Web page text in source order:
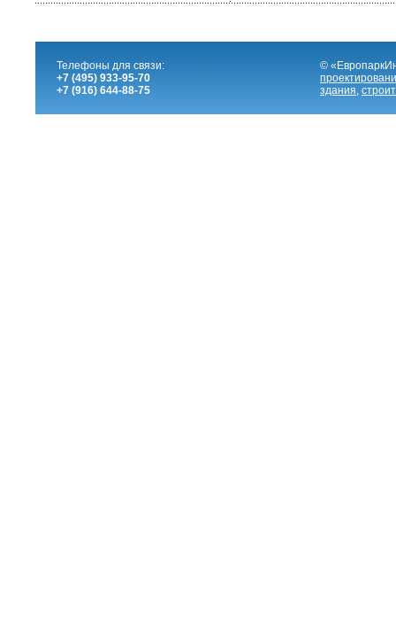
Телефоны для связи:
+7 (495) 933-95-70
+7 (916) 644-88-75
©
здания,